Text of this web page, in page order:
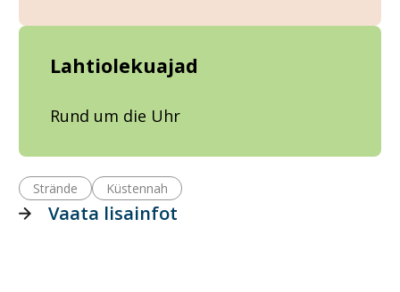
Lahtiolekuajad
Rund um die Uhr
Strände Küstennah
Vaata lisainfot